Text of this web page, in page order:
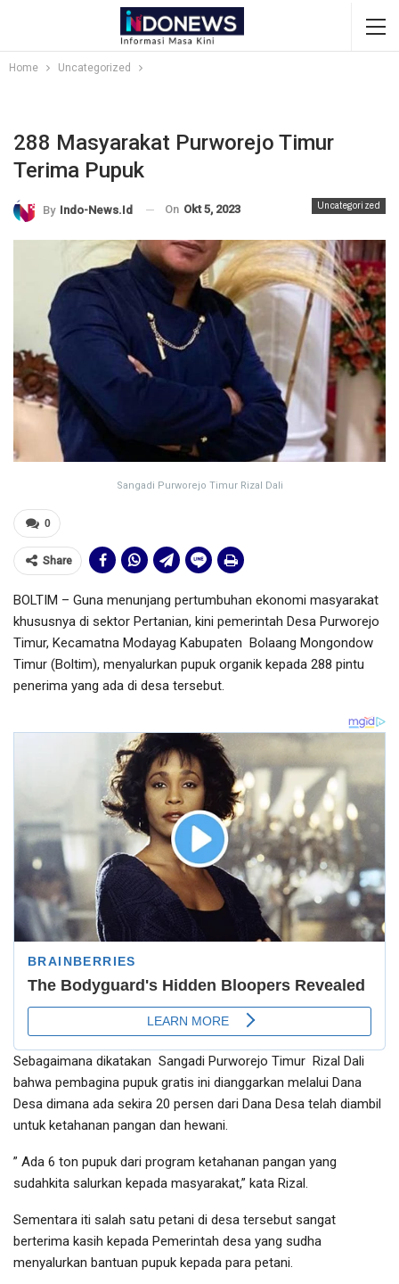
Home Uncategorized
288 Masyarakat Purworejo Timur
Terima Pupuk
Uncategorized
By Indo-News.id On Okt 5, 2023
Sangadi Purworejo Timur Rizal Dali
0
Share
BOLTIM – Guna menunjang pertumbuhan ekonomi masyarakat
khususnya di sektor Pertanian, kini pemerintah Desa Purworejo
Timur, Kecamatna Modayag Kabupaten Bolaang Mongondow
Timur (Boltim), menyalurkan pupuk organik kepada 288 pintu
penerima yang ada di desa tersebut.
Sebagaimana dikatakan Sangadi Purworejo Timur Rizal Dali
bahwa pembagina pupuk gratis ini dianggarkan melalui Dana
Desa dimana ada sekira 20 persen dari Dana Desa telah diambil
untuk ketahanan pangan dan hewani.
” Ada 6 ton pupuk dari program ketahanan pangan yang
sudahkita salurkan kepada masyarakat,” kata Rizal.
Sementara iti salah satu petani di desa tersebut sangat
berterima kasih kepada Pemerintah desa yang sudha
menyalurkan bantuan pupuk kepada para petani.